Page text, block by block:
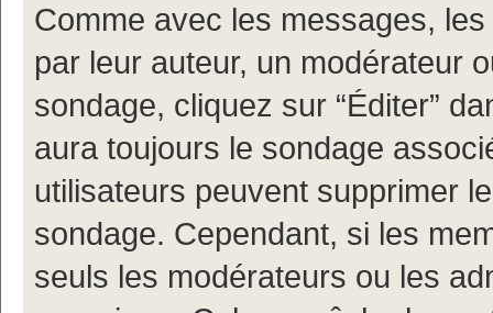
Comme avec les messages,
par leur auteur, un modérateur
sondage, cliquez sur “Éditer”
aura toujours le sondage
utilisateurs peuvent supprimer
sondage. Cependant, si les
seuls les modérateurs ou les